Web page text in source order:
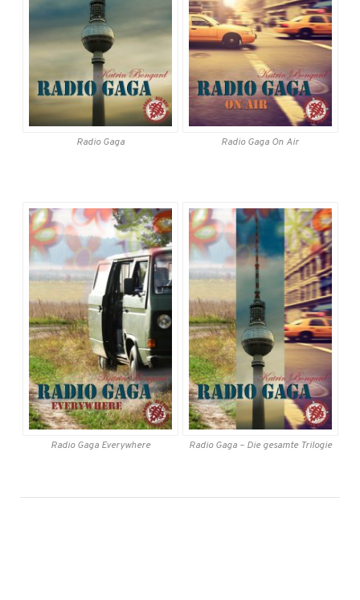
Radio Gaga Radio Gaga On Air
Radio Gaga Everywhere Radio Gaga – Die gesamte Trilogie